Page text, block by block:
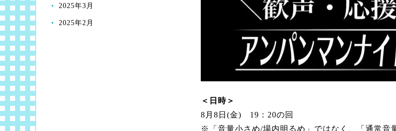
2025年3月
2025年2月
＜日時＞
8月8日(金) 19：20の回
※「音量小さめ/場内明るめ」ではなく、「通常音